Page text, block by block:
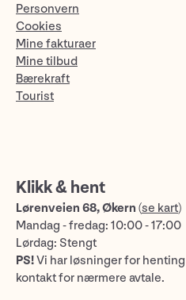
Personvern
Cookies
Mine fakturaer
Mine tilbud
Bærekraft
Tourist
Klikk & hent
Lørenveien 68, Økern (se kart)
Mandag - fredag: 10:00 - 17:00
Lørdag: Stengt
PS!Vi har løsninger for
kontakt for nærmere avtale.